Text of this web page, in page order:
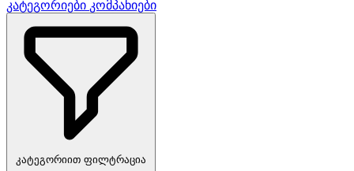
კატეგორიები კომპანიები
კატეგორიით ფილტრაცია